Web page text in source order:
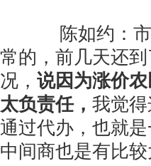
陈如约：市
常的，前几天还
况， 说因为涨价
太负责任， 我觉
通过代办，也就
中间商也是有比较